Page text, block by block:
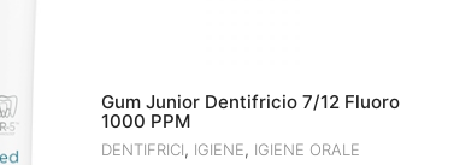
Gum Junior Dentifricio 7/12 Fluoro
1000 PPM
DENTIFRICI, IGIENE, IGIENE ORALE